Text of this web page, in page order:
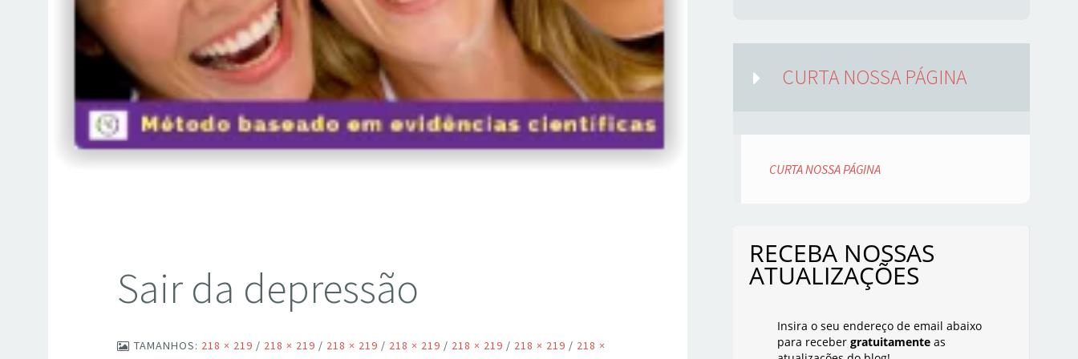
Sair da depressão
TAMANHOS: 218 × 219 / 218 × 219 / 218 × 219 / 218 × 219 / 218 × 219 / 218 × 219 / 218 ×
CURTA NOSSA PÁGINA
CURTA NOSSA PÁGINA
RECEBA NOSSAS
ATUALIZAÇÕES
Insira o seu endereço de email abaixo
para recebergratuitamente as